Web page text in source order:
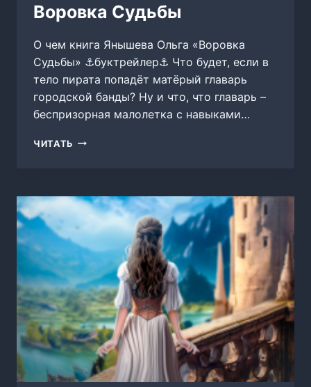
Воровка Судьбы
О чем книга Янышева Ольга «Воровка
Судьбы» ⚓буктрейлер⚓ Что будет, если в
тело пирата попадёт матёрый главарь
городской банды? Ну и что, что главарь –
беспризорная малолетка с навыками…
ЧИТАТЬ ВОРОВКА